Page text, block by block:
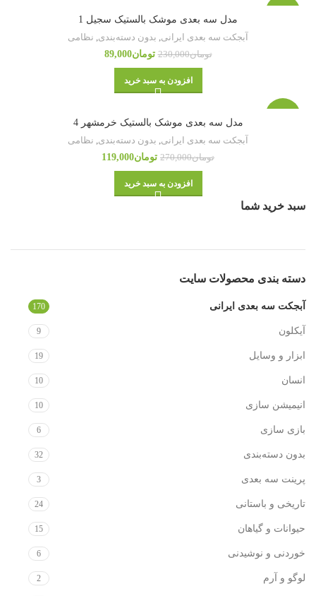
مدل سه بعدی موشک بالستیک سجیل 1
آبجکت سه بعدی ایرانی بدون دسته‌بندی نظامی
تومان230,000 تومان89,000
افزودن به سبد خرید
مدل سه بعدی موشک بالستیک خرمشهر 4
آبجکت سه بعدی ایرانی بدون دسته‌بندی نظامی
تومان270,000 تومان119,000
افزودن به سبد خرید
سبد خرید شما
دسته‌ بندی محصولات سایت
آبجکت سه بعدی ایرانی 170
آیکلون 9
ابزار و وسایل 19
انسان 10
انیمیشن سازی 10
بازی سازی 6
بدون دسته‌بندی 32
پرینت سه بعدی 3
تاریخی و باستانی 24
حیوانات و گیاهان 15
خوردنی و نوشیدنی 6
لوگو و آرم 2